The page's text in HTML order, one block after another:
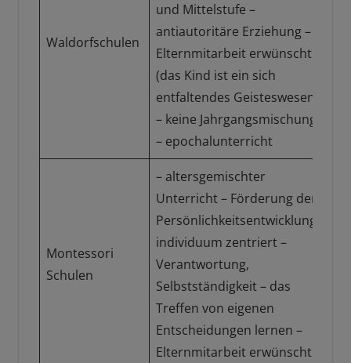
Waldorfschulen
und Mittelstufe –
antiautoritäre Erziehung –
Elternmitarbeit erwünscht
(das Kind ist ein sich
entfaltendes Geisteswesen)
– keine Jahrgangsmischung
– epochalunterricht
Montessori
Schulen
– altersgemischter
Unterricht – Förderung der
Persönlichkeitsentwicklung,
individuum zentriert –
Verantwortung,
Selbstständigkeit – das
Treffen von eigenen
Entscheidungen lernen –
Elternmitarbeit erwünscht